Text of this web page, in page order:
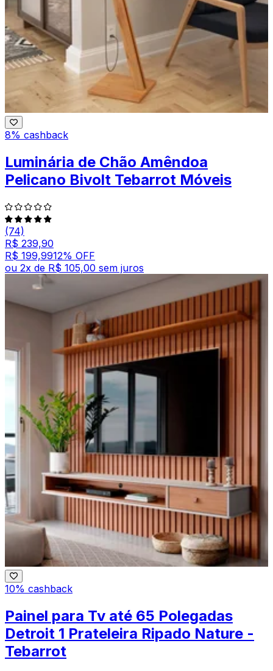
8% cashback
Luminária de Chão Amêndoa
Pelicano Bivolt Tebarrot Móveis
(74)
R$ 239,90
R$ 199,9912% OFF
ou 2x de R$ 105,00 sem juros
10% cashback
Painel para Tv até 65 Polegadas
Detroit 1 Prateleira Ripado Nature -
Tebarrot